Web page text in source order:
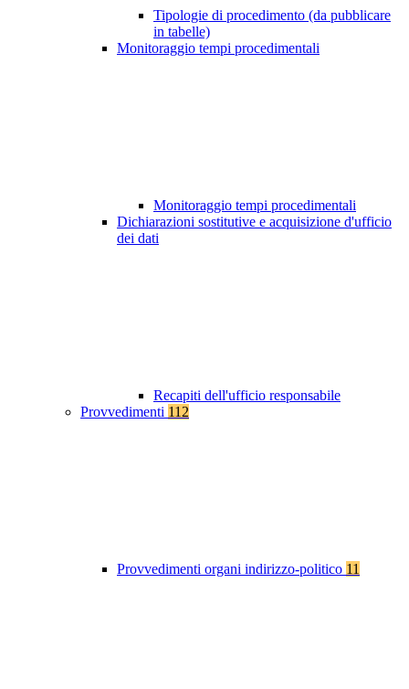
Tipologie di procedimento (da pubblicare
in tabelle)
Monitoraggio tempi procedimentali
Monitoraggio tempi procedimentali
Dichiarazioni sostitutive e acquisizione d'ufficio
dei dati
Recapiti dell'ufficio responsabile
Provvedimenti 112
Provvedimenti organi indirizzo-politico 11